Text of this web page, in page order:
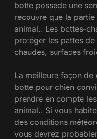
botte possède une
recouvre que la
animal.. Les bottes-
protéger les pattes
chaudes, surfaces
La meilleure façon de
botte pour chien
prendre en compte
animal.. Si vous
des conditions
vous devrez